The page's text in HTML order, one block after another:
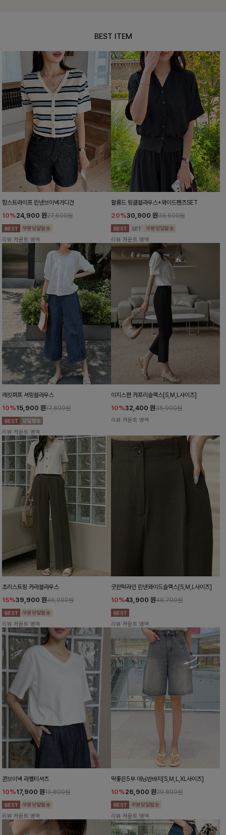
BEST ITEM
함스트라이프 린넨브이넥가디건
10%24,900 원27,600원
리뷰 카운트 영역
팔롬드 링클블라우스+와이드팬츠SET
20%30,900 원38,600원
리뷰 카운트 영역
레킷퍼프 셔링블라우스
10%15,900 원17,600원
리뷰 카운트 영역
이지스판 카프리슬랙스[S,M,L사이즈]
10%32,400 원35,900원
리뷰 카운트 영역
초리스트링 카라블라우스
15%39,900 원46,900원
리뷰 카운트 영역
굿핀턱라인 린넨와이드슬랙스[S,M,L사이즈]
10%43,900 원48,700원
리뷰 카운트 영역
콘브이넥 라벨티셔츠
10%17,900 원19,800원
리뷰 카운트 영역
딱좋은5부 데님반바지[S,M,L,XL사이즈]
10%26,900 원29,800원
리뷰 카운트 영역